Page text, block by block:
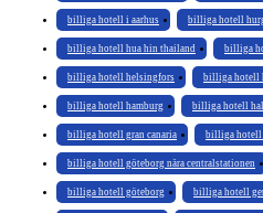
billiga hotell i aarhus billiga hotell
billiga hotell hua hin thailand billiga
billiga hotell helsingfors billiga hotell
billiga hotell hamburg billiga hotell
billiga hotell gran canaria billiga hotell
billiga hotell göteborg nära centralstationen
billiga hotell göteborg billiga hotell